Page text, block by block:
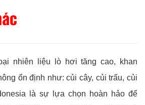
nhiên liệu lò hơi tăng cao, khan
ổn định như: củi cây, củi trấu, củi
là sự lựa chọn hoàn hảo để